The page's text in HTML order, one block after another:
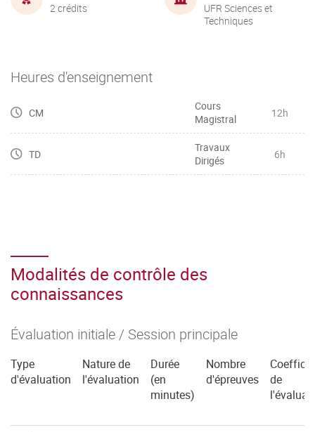
2 crédits
UFR Sciences et
Techniques
Heures d'enseignement
CM
Cours
Magistral
12h
TD
Travaux
Dirigés
6h
Modalités de contrôle des
connaissances
Évaluation initiale / Session principale
Type
d'évaluation
Nature de
l'évaluation
Durée
(en
minutes)
Nombre
d'épreuves
de